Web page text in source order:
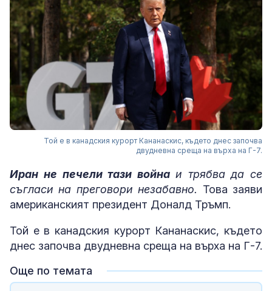
Той е в канадския курорт Кананаскис, където днес започва
двудневна среща на върха на Г-7.
Иран не печели тази война и трябва да се
съгласи на преговори незабавно. Това заяви
американският президент Доналд Тръмп.
Той е в канадския курорт Кананаскис, където
днес започва двудневна среща на върха на Г-7.
Още по темата